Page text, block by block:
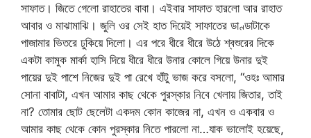
সাফাত। জিতে গেলো রাহাতের বাবা। এইবার সাফাত হারলো আর রাহাত
আবার ও মাঝামাঝি। জুলি ওর সেই হাত দিয়েই সাফাতের ডাণ্ডাটাকে
পাজামার ভিতরে ঢুকিয়ে দিলো। এর পরে ধীরে ধীরে উঠে শ্বশুরের দিকে
একটা কামুক মার্কা হাসি দিয়ে ধীরে ধীরে উনার কোলে গিয়ে উনার দুই
পায়ের দুই পাশে নিজের দুই পা রেখে হাঁটু ভাজ করে বসলো, “ওহঃ আমার
সোনা বাবাটা, এখন আমার কাছ থেকে পুরস্কার নিবে খেলায় জিতার, তাই
না? তোমার ছোট ছেলেটা একদম কোন কাজের না, এখন ও একবার ও
আমার কাছ থেকে কোন পুরস্কার নিতে পারলো না…যাক ভালোই হয়েছে,